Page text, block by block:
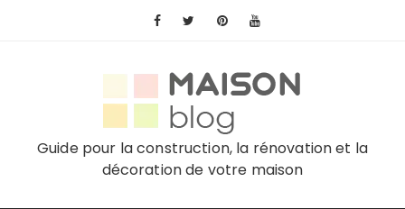
Guide pour la construction, la rénovation et la
décoration de votre maison